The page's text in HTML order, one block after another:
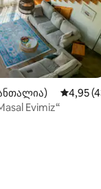
4,95
Evimiz“